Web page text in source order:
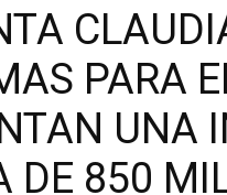
PARA
UNA
DE 850